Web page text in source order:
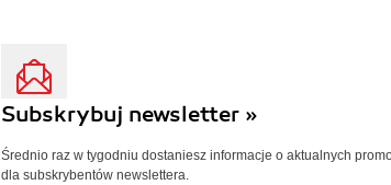
Subskrybuj newsletter »
Średnio raz w tygodniu dostaniesz informacje o aktualnych
dla subskrybentów newslettera.